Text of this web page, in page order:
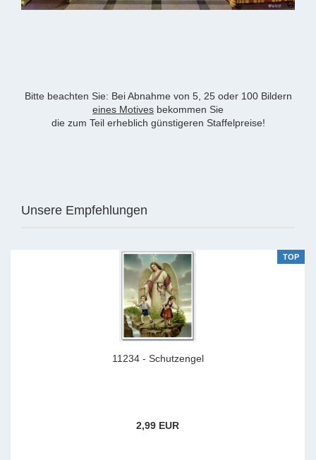
Bitte beachten Sie: Bei Abnahme von 5, 25 oder 100 Bildern
eines Motives bekommen Sie
die zum Teil erheblich günstigeren Staffelpreise!
Unsere Empfehlungen
TOP
11234 - Schutzengel
2,99 EUR